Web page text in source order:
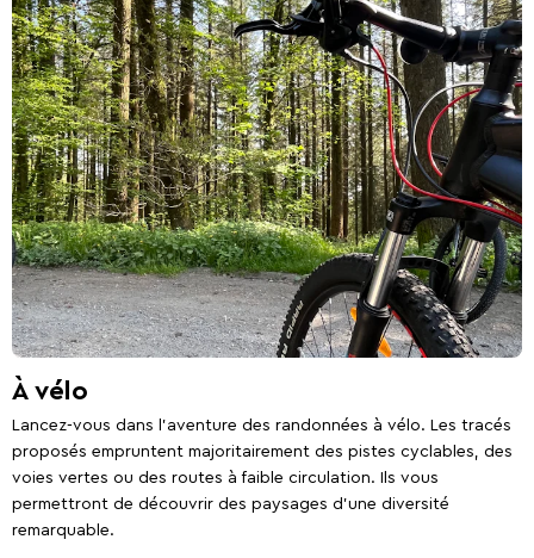
À vélo
Lancez-vous dans l’aventure des randonnées à vélo. Les tracés
proposés empruntent majoritairement des pistes cyclables, des
voies vertes ou des routes à faible circulation. Ils vous
permettront de découvrir des paysages d’une diversité
remarquable.